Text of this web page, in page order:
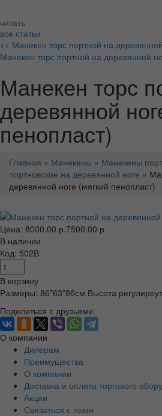
читать
все статьи
<< Манекен торс портной на
Манекен торс портной на деревянной
Манекен торс
деревянной
пенопласт)
Главная » Манекены » Манекены
портновские на деревянной ноге »
деревянной ноге (мягкий пенопласт)
Цена: 8000.00 р.7500.00 р.
В наличии
Код: 502В
В корзину
Размеры: 86*63*86см.Высота
Поделиться с друзьями:
О компании
Дилерам
Преимущества
О компании
Доставка и оплата торгового
Акции
Связаться с нами